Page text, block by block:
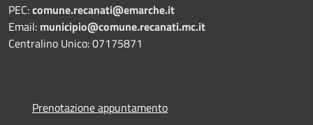
PEC:comune.recanati@emarche.it
Email: municipio@comune.recanati.mc.it
Centralino Unico: 07175871
Prenotazione appuntamento